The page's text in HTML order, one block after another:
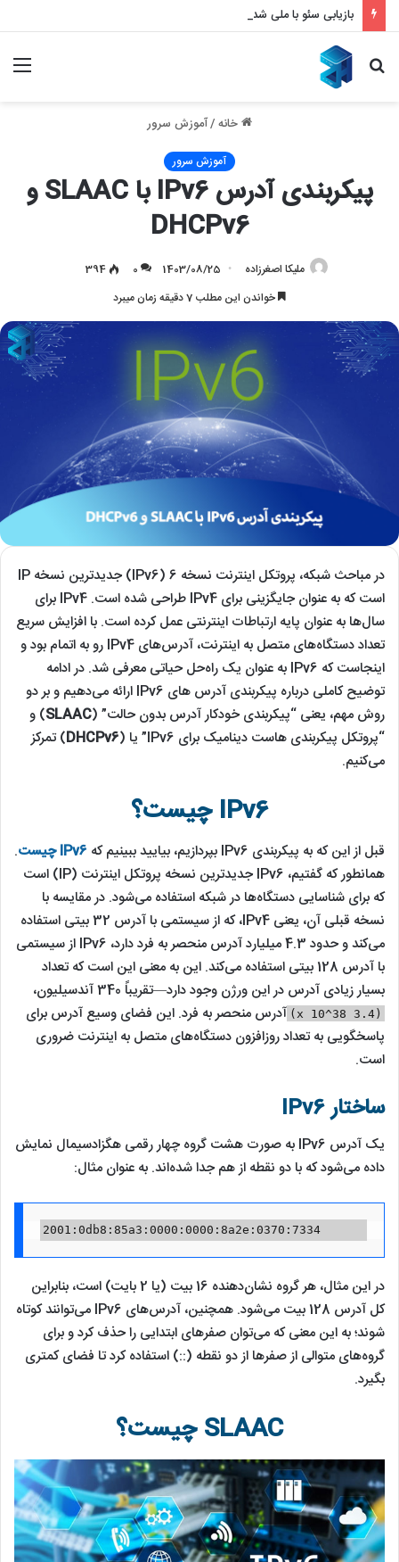
جستجو
خانه/آموزش سرور
آموزش سرور
پیکربندی آدرس IPv6 با SLAAC و
DHCPv6
ملیکا اصغرزاده 1403/08/25
0
394
خواندن این مطلب 7 دقیقه زمان میبرد
در مباحث شبکه‌، پروتکل اینترنت نسخه 6 (IPv6) جدیدترین نسخه IP
است که به عنوان جایگزینی برای IPv4 طراحی شده است. IPv4 برای
سال‌ها به عنوان پایه ارتباطات اینترنتی عمل کرده است. با افزایش سریع
تعداد دستگاه‌های متصل به اینترنت، آدرس‌های IPv4 رو به اتمام بود و
اینجاست که IPv6 به عنوان یک راه‌حل حیاتی معرفی شد. در ادامه
توضیح کاملی درباره پیکربندی آدرس های IPv6 ارائه می‌دهیم و بر دو
روش مهم، یعنی “پیکربندی خودکار آدرس بدون حالت” (SLAAC) و
“پروتکل پیکربندی هاست دینامیک برای IPv6” یا (
DHCPv6) تمرکز
می‌کنیم.
IPv6 چیست؟
قبل از این که به پیکربندی IPv6 بپردازیم، بیایید ببینیم که IPv6 چیست
.
همانطور که گفتیم، IPv6 جدیدترین نسخه پروتکل اینترنت (IP) است
که برای شناسایی دستگاه‌ها در شبکه استفاده می‌شود. در مقایسه با
نسخه قبلی آن، یعنی IPv4، که از سیستمی با آدرس 32 بیتی استفاده
می‌کند و حدود 4.3 میلیارد آدرس منحصر به فرد دارد، IPv6 از سیستمی
با آدرس 128 بیتی استفاده می‌کند. این به معنی این است که تعداد
بسیار زیادی آدرس در این ورژن وجود دارد—تقریباً 340 آندسیلیون،
(3.4 x 10^38)
آدرس منحصر به فرد. این فضای وسیع آدرس برای
پاسخگویی به تعداد روزافزون دستگاه‌های متصل به اینترنت ضروری
است.
ساختار IPv6
یک آدرس IPv6 به صورت هشت گروه چهار رقمی هگزادسیمال نمایش
داده می‌شود که با دو نقطه از هم جدا شده‌اند. به عنوان مثال:
2001:0db8:85a3:0000:0000:8a2e:0370:7334
در این مثال، هر گروه نشان‌دهنده 16 بیت (یا 2 بایت) است، بنابراین
کل آدرس 128 بیت می‌شود. همچنین، آدرس‌های IPv6 می‌توانند کوتاه
شوند؛ به این معنی که می‌توان صفرهای ابتدایی را حذف کرد و برای
گروه‌های متوالی از صفرها از دو نقطه (::) استفاده کرد تا فضای کمتری
بگیرد.
SLAAC چیست؟